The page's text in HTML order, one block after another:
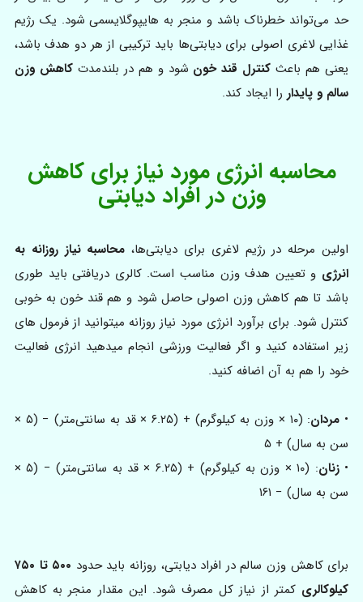
حد می‌تواند خطرناک باشد و منجر به هایپوگلایسمی شود. یک رژیم
غذایی لاغری اصولی برای دیابتی‌ها باید ترکیبی از هر دو هدف باشد،
یعنی هم باعث کنترل قند خون شود و هم در بلندمدتکاهش وزن
سالم و پایداررا ایجاد کند.
محاسبه انرژی مورد نیاز برای کاهش
وزن در افراد دیابتی
اولین مرحله در رژیم لاغری برای دیابتی‌ها، محاسبه نیاز روزانه به
انرژی و تعیین هدف وزن مناسب است. کالری دریافتی باید طوری
باشد تا هم کاهش وزن اصولی حاصل شود و هم قند خون به خوبی
کنترل شود. برای برآورد انرژی مورد نیاز روزانه میتوانید از فرمول های
زیر استفاده کنید و اگر فعالیت ورزشی انجام میدهید انرژی فعالیت
خود را هم به آن اضافه کنید.
• مردان
: (۱۰ × وزن به کیلوگرم) + (۶.۲۵ × قد به سانتی‌متر) − (۵ ×
سن به سال) + ۵
•زنان
: (۱۰ × وزن به کیلوگرم) + (۶.۲۵ × قد به سانتی‌متر) − (۵ ×
سن به سال) − ۱۶۱
برای کاهش وزن سالم در افراد دیابتی، روزانه باید حدود
۵۰۰ تا ۷۵۰
کیلوکالری کمتر از نیاز کل مصرف شود. این مقدار منجر به کاهش